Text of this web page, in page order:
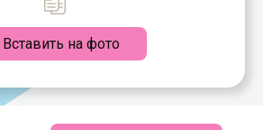
Вставить на фото